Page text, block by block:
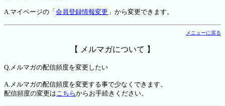
A.マイページの「 会員登録情報変更 」から変更できます。
メニューに戻る
【 メルマガについて 】
Q.メルマガの配信頻度を変更したい
A.メルマガの配信頻度を変更する事で少なくできます。
配信頻度の変更はこちらからお手続きください。